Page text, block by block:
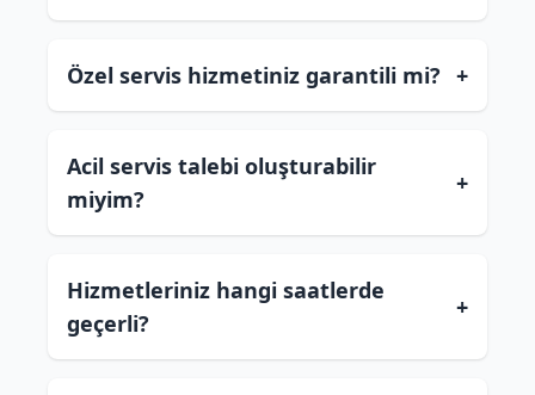
Özel servis hizmetiniz garantili mi? +
Acil servis talebi oluşturabilir
miyim?
+
Hizmetleriniz hangi saatlerde
geçerli?
+